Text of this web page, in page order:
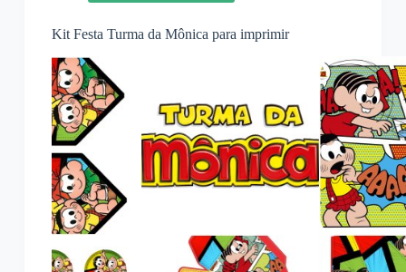
Kit Festa Turma da Mônica para imprimir